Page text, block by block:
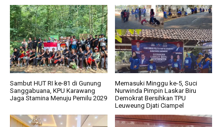
Sambut HUT RI ke-81 di Gunung
Sanggabuana, KPU Karawang
Jaga Stamina Menuju Pemilu 2029
Memasuki Minggu ke-5, Suci
Nurwinda Pimpin Laskar Biru
Demokrat Bersihkan TPU
Leuweung Djati Ciampel